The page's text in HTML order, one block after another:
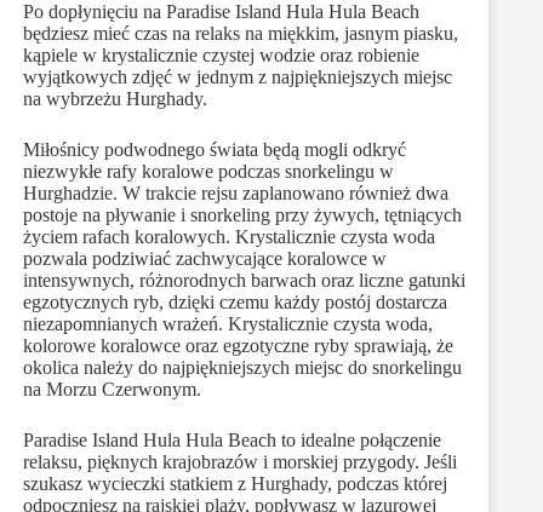
Po dopłynięciu na Paradise Island Hula Hula Beach
będziesz mieć czas na relaks na miękkim, jasnym piasku,
kąpiele w krystalicznie czystej wodzie oraz robienie
wyjątkowych zdjęć w jednym z najpiękniejszych miejsc
na wybrzeżu Hurghady.
Miłośnicy podwodnego świata będą mogli odkryć
niezwykłe rafy koralowe podczas snorkelingu w
Hurghadzie. W trakcie rejsu zaplanowano również dwa
postoje na pływanie i snorkeling przy żywych, tętniących
życiem rafach koralowych. Krystalicznie czysta woda
pozwala podziwiać zachwycające koralowce w
intensywnych, różnorodnych barwach oraz liczne gatunki
egzotycznych ryb, dzięki czemu każdy postój dostarcza
niezapomnianych wrażeń. Krystalicznie czysta woda,
kolorowe koralowce oraz egzotyczne ryby sprawiają, że
okolica należy do najpiękniejszych miejsc do snorkelingu
na Morzu Czerwonym.
Paradise Island Hula Hula Beach to idealne połączenie
relaksu, pięknych krajobrazów i morskiej przygody. Jeśli
szukasz wycieczki statkiem z Hurghady, podczas której
odpoczniesz na rajskiej plaży, popływasz w lazurowej